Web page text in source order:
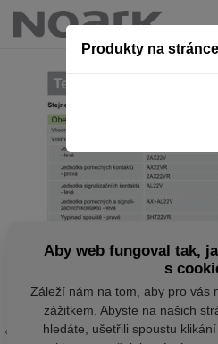
Produkty na stránce
Aby web fungoval tak,
s
Záleží nám na tom, aby pro vás
zážitkem. Abyste na našich
hledáte, ušetřili spoustu